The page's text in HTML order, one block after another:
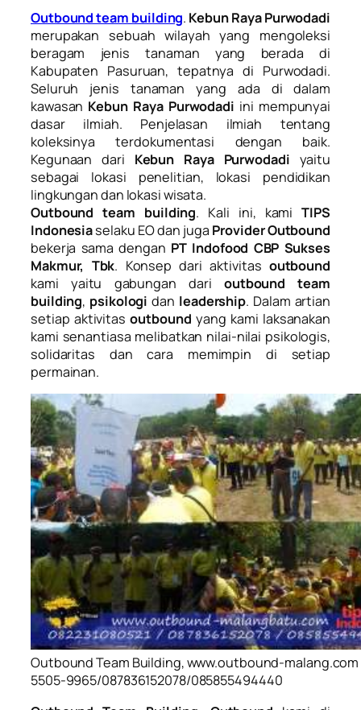
Outbound team building. Kebun Raya Purwodadi
merupakan sebuah wilayah yang mengoleksi
beragam jenis tanaman yang berada di
Kabupaten Pasuruan, tepatnya di Purwodadi.
Seluruh jenis tanaman yang ada di dalam
kawasan Kebun Raya Purwodadi ini mempunyai
dasar ilmiah. Penjelasan ilmiah tentang
koleksinya terdokumentasi dengan baik.
Kegunaan dari Kebun Raya Purwodadi yaitu
sebagai lokasi penelitian, lokasi pendidikan
lingkungan dan lokasi wisata.
Outbound team building. Kali ini, kamiTIPS
Indonesiaselaku EO dan juga Provider Outbound
bekerja sama dengan PT Indofood CBP Sukses
Makmur, Tbk. Konsep dari aktivitas outbound
kami yaitu gabungan dari outbound team
building, psikologi dan leadership. Dalam artian
setiap aktivitasoutbound yang kami laksanakan
kami senantiasa melibatkan nilai-nilai psikologis,
solidaritas dan cara memimpin di setiap
permainan.
Outbound Team Building, www.outbound-malang.com
5505-9965/087836152078/085855494440